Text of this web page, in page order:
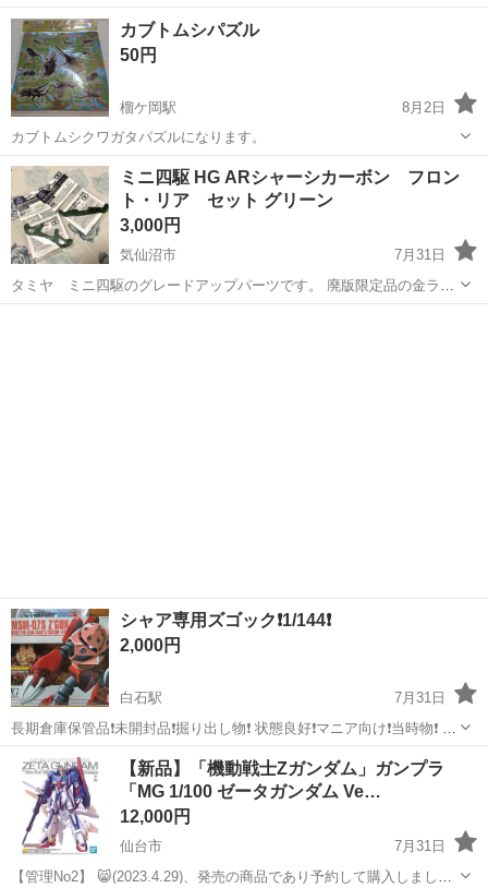
カブトムシパズル
50円
榴ケ岡駅
8月2日
カブトムシクワガタパズルになります。
宮城 仙台市 榴ケ岡駅
ミニ四駆 HG ARシャーシカーボン フロン
ト・リア セット グリーン
3,000円
気仙沼市
7月31日
タミヤ ミニ四駆のグレードアップパーツです。 廃版限定品の金ラメ
カーボンのフロントとリア用をベースにグリーンに染めました。 コン
シャア専用ズゴック❗1/144❗
2,000円
白石駅
7月31日
長期倉庫保管品❗未開封品❗掘り出し物❗ 状態良好❗マニア向け❗当時物❗ 必
要な方に‼️
宮城 白石市 白石駅 模型、プラモデル 掘り出し物
【新品】「機動戦士Ζガンダム」ガンプラ
「MG 1/100 ゼータガンダム Ve…
12,000円
仙台市
7月31日
【管理No2】 😸(2023.4.29)、発売の商品であり予約して購入しまし